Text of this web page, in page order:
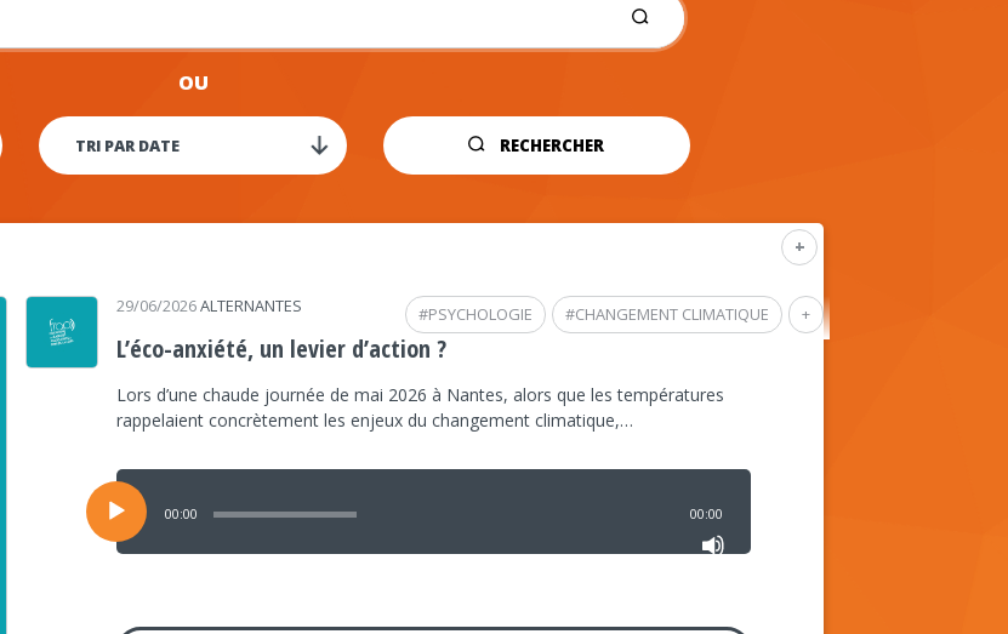
OU
RECHERCHER
+
+
#CHANGEMENT CLIMATIQUE
#PSYCHOLOGIE
29/06/2026ALTERNANTES
L’éco-anxiété, un levier d’action ?
Lors d’une chaude journée de mai 2026 à Nantes, alors que les températures
rappelaient concrètement les enjeux du changement climatique,…
Lecteur
audio
00:00 00:00